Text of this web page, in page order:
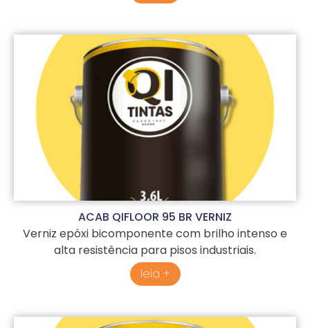
ACAB QIFLOOR 95 BR VERNIZ
Verniz epóxi bicomponente com brilho intenso e
alta resistência para pisos industriais.
leia +